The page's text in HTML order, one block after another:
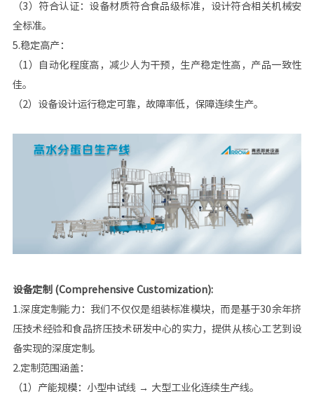
（3）符合认证：设备材质符合食品级标准，设计符合相关机械安
全标准。
5.稳定高产：
（1）自动化程度高，减少人为干预，生产稳定性高，产品一致性
佳。
（2）设备设计运行稳定可靠，故障率低，保障连续生产。
设备定制 (Comprehensive Customization):
1.深度定制能力：我们不仅仅是组装标准模块，而是基于30余年挤
压技术经验和食品挤压技术研发中心的实力，提供从核心工艺到设
备实现的深度定制。
2.定制范围涵盖：
（1）产能规模：小型中试线 → 大型工业化连续生产线。